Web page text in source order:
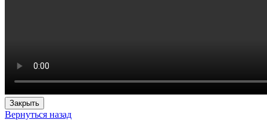
Закрыть
Вернуться назад